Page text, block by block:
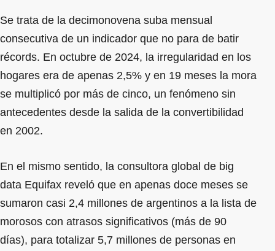
Se trata de la decimonovena suba mensual
consecutiva de un indicador que no para de batir
récords. En octubre de 2024, la irregularidad en los
hogares era de apenas 2,5% y en 19 meses la mora
se multiplicó por más de cinco, un fenómeno sin
antecedentes desde la salida de la convertibilidad
en 2002.
En el mismo sentido, la consultora global de big
data Equifax reveló que en apenas doce meses se
sumaron casi 2,4 millones de argentinos a la lista de
morosos con atrasos significativos (más de 90
días), para totalizar 5,7 millones de personas en